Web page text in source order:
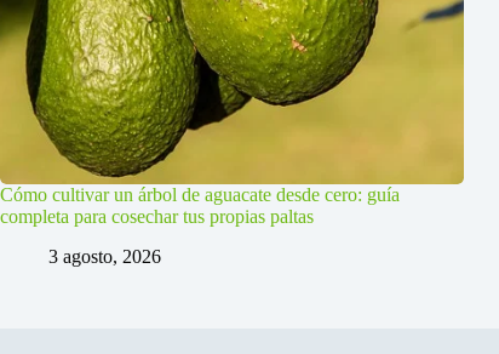
Cómo cultivar un árbol de aguacate desde cero: guía
completa para cosechar tus propias paltas
3 agosto, 2026